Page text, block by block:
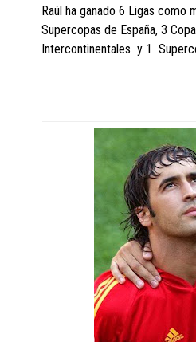
Raúl ha ganado 6 Ligas como
Supercopas de España, 3
Intercontinentales y 1